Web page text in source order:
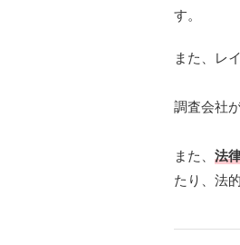
す。
また、レ
調査会社
また、 法
たり、法